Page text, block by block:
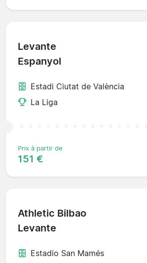
Levante
Espanyol
Estadi Ciutat de València
La Liga
Prix à partir de
151 €
Athletic Bilbao
Levante
Estadio San Mamés